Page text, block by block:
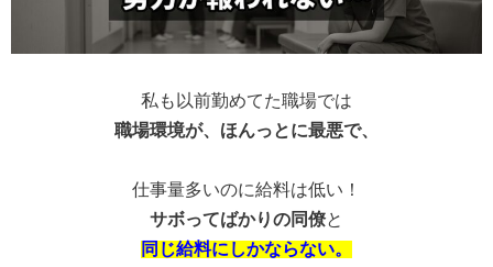
私も以前勤めてた職場では
職場環境が、ほんっとに最悪で、
仕事量多いのに給料は低い！
サボってばかりの同僚と
同じ給料にしかならない。